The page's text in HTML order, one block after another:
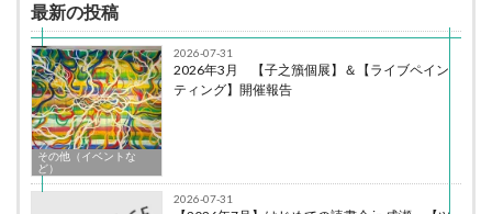
最新の投稿
その他（イベントな
ど）
2026-07-31
2026年3月 【子之籏個展】＆【ライブペイン
ティング】開催報告
2026-07-31